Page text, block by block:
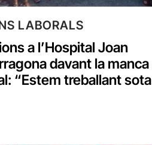
LABORALS
a l’Hospital Joan
davant la manca
“Estem treballant sota